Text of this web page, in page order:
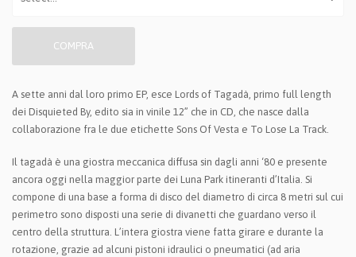
COMPRA
A sette anni dal loro primo EP, esce Lords of Tagadà, primo full length
dei Disquieted By, edito sia in vinile 12” che in CD, che nasce dalla
collaborazione fra le due etichette Sons Of Vesta e To Lose La Track.
Il tagadà è una giostra meccanica diffusa sin dagli anni ‘80 e presente
ancora oggi nella maggior parte dei Luna Park itineranti d’Italia. Si
compone di una base a forma di disco del diametro di circa 8 metri sul cui
perimetro sono disposti una serie di divanetti che guardano verso il
centro della struttura. L’intera giostra viene fatta girare e durante la
rotazione, grazie ad alcuni pistoni idraulici o pneumatici (ad aria